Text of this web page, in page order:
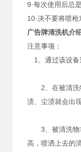
9·每次使用后总
10·决不要将喷枪
广告牌清洗机介
注意事项：
1、通过该设备
2、在被清洗物
渍、尘渍就会出
3、被清洗物非
高，喷洒上去的